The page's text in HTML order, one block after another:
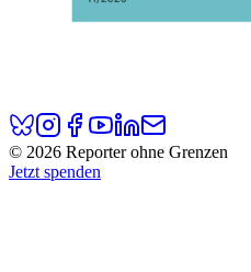
© 2026 Reporter ohne Grenzen
Jetzt spenden